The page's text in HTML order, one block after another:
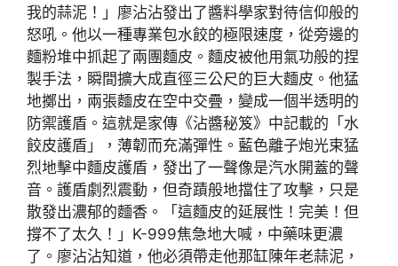
我的蒜泥！」廖沾沾發出了醬料學家對待信仰般的
怒吼。他以一種專業包水餃的極限速度，從旁邊的
麵粉堆中抓起了兩團麵皮。麵皮被他用氣功般的捏
製手法，瞬間擴大成直徑三公尺的巨大麵皮。他猛
地擲出，兩張麵皮在空中交疊，變成一個半透明的
防禦護盾。這就是家傳《沾醬秘笈》中記載的「水
餃皮護盾」，薄韌而充滿彈性。藍色離子炮光束猛
烈地擊中麵皮護盾，發出了一聲像是汽水開蓋的聲
音。護盾劇烈震動，但奇蹟般地擋住了攻擊，只是
散發出濃郁的麵香。「這麵皮的延展性！完美！但
撐不了太久！」K-999焦急地大喊，中藥味更濃
了。廖沾沾知道，他必須帶走他那缸陳年老蒜泥，